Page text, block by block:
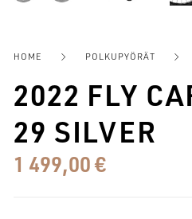
HOME POLKUPYÖRÄT
2022 FLY
29 SILVER
1 499,00€